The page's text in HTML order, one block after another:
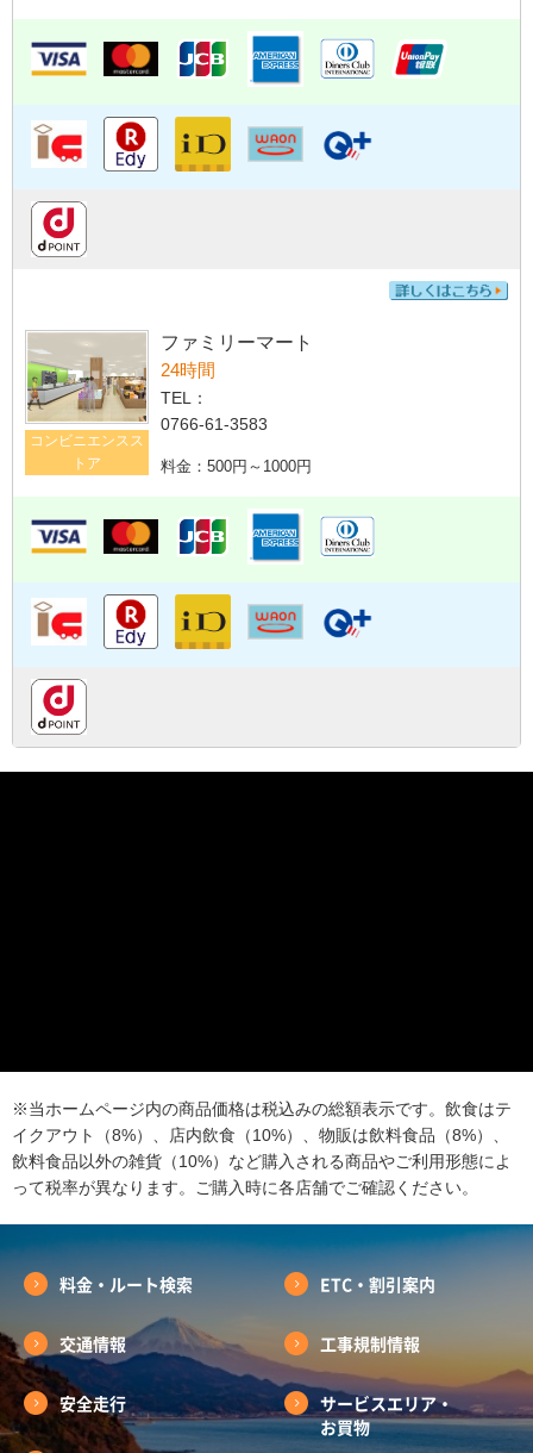
コンビニエンスス
トア
ファミリーマート
24時間
TEL：
0766-61-3583
料金：500円～1000円
※当ホームページ内の商品価格は税込みの総額表示です。飲食はテ
イクアウト（8%）、店内飲食（10%）、物販は飲料食品（8%）、
飲料食品以外の雑貨（10%）など購入される商品やご利用形態によ
って税率が異なります。ご購入時に各店舗でご確認ください。
料金・ルート検索 ETC・割引案内
交通情報 工事規制情報
安全走行
サービスエリア・
お買物